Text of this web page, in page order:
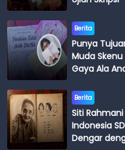
Berita
Punya
Muda
Gaya Ala
Berita
Siti
Indonesia
Dengar